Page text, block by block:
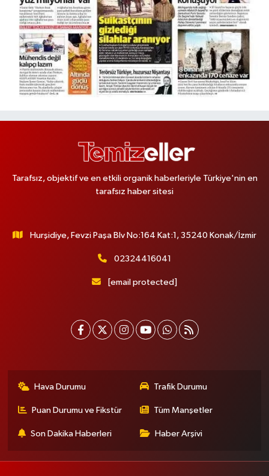
Çengelköy Meydan Eczanesi
Çengelköy Mahallesi Kaldırım Caddesi 60 A A3 Blok No:8 Ömer Öztürk
Camii Karşısı
0 (216) 755 64 23 Yol Tarifi Al
Banu Eczanesi
Meydanı, Çarşı girişi,Tarihi Kayıkçıoğlu Fırını karşısı
0 (212) 543 28 87 Yol Tarifi Al
Ece Eczanesi
Akşemsettin Mahallesi Eşref Bitlis Bulvarı 40 A Akşemsettin Mahallesi
yokuşunu çıkıp sağa dönünce 100 mt
Vural Eczanesi
Ilgın Eczanesi
dükkanları - Hoşdere-Hadımköy Yolu üzerinde, Baykar'a gelmeden solda.
0 (542) 182 40 32 Yol Tarifi Al
Tarafsız, objektif ve en etkili organik haberleriyle Türkiye'nin en
tarafsız haber sitesi
Hurşidiye, Fevzi Paşa Blv No:164 Kat:1, 35240 Konak/İzmir
02324416041
[email protected]
Hava Durumu Trafik Durumu
Puan Durumu ve Fikstür Tüm Manşetler
Son Dakika Haberleri Haber Arşivi